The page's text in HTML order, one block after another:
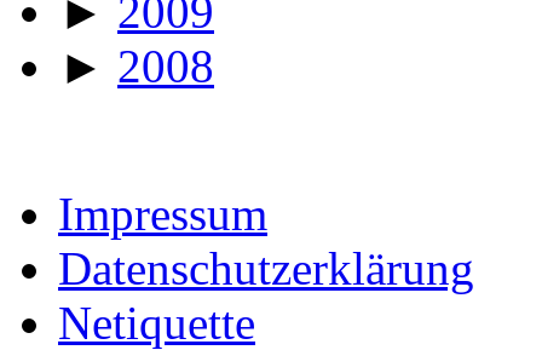
► 2009
► 2008
Impressum
Datenschutzerklärung
Netiquette